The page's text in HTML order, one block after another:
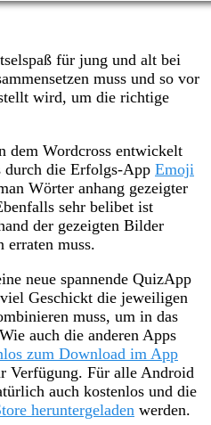
für jung und alt bei
muss und so vor
wird, um die richtige
dem Wordcross entwickelt
durch die Erfolgs-App Emoji
Wörter anhang gezeigter
sehr belibet ist
der gezeigten Bilder
erraten muss.
neue spannende QuizApp
Geschickt die jeweiligen
muss, um in das
auch die anderen Apps
zum Download im App
Verfügung. Für alle Android
auch kostenlos und die
heruntergeladen werden.